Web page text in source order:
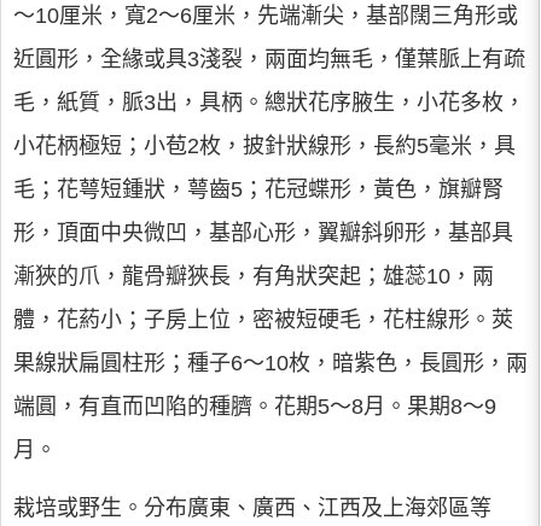
～10厘米，寬2～6厘米，先端漸尖，基部闊三角形或
近圓形，全緣或具3淺裂，兩面均無毛，僅葉脈上有疏
毛，紙質，脈3出，具柄。總狀花序腋生，小花多枚，
小花柄極短；小苞2枚，披針狀線形，長約5毫米，具
毛；花萼短鍾狀，萼齒5；花冠蝶形，黃色，旗瓣腎
形，頂面中央微凹，基部心形，翼瓣斜卵形，基部具
漸狹的爪，龍骨瓣狹長，有角狀突起；雄蕊10，兩
體，花葯小；子房上位，密被短硬毛，花柱線形。莢
果線狀扁圓柱形；種子6～10枚，暗紫色，長圓形，兩
端圓，有直而凹陷的種臍。花期5～8月。果期8～9
月。
栽培或野生。分布廣東、廣西、江西及上海郊區等